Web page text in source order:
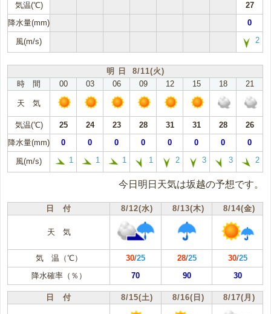
気温(℃)
27
降水量(mm)
0
風(m/s) 2
明 日 8/11(火)
時 間
00 03 06 09 12 15 18 21
天 気
気温(℃) 25 24 23 28 31 31 28
26
降水量(mm)
0 0 0 0 0 0 0 0
風(m/s) 1 1 1 1 2 3 3 2
今日明日天気は坂越の予想です。
日 付 8/12(水) 8/13(木) 8/14(金)
天 気
気 温（℃） 30/25 28/25 30/25
降水確率（％）
70 90 30
日 付 8/15(土) 8/16(日) 8/17(月)